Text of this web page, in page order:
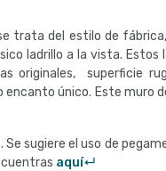
trata del estilo de
ladrillo a la vista. Estos
originales, superficie
único. Este muro
Se sugiere el uso de
aquí↵